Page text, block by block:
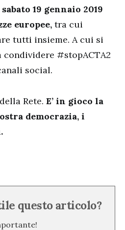
sabato 19 gennaio 2019
europee, tra cui
tutti insieme. A cui si
condividere #stopACTA2
social.
Rete. E’ in gioco la
democrazia, i
questo articolo?